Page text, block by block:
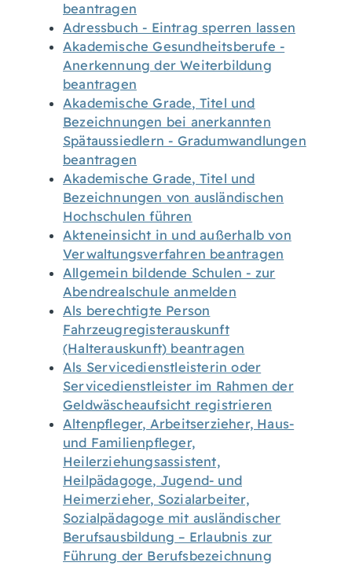
beantragen
Adressbuch - Eintrag sperren lassen
Akademische Gesundheitsberufe -
Anerkennung der Weiterbildung
beantragen
Akademische Grade, Titel und
Bezeichnungen bei anerkannten
Spätaussiedlern - Gradumwandlungen
beantragen
Akademische Grade, Titel und
Bezeichnungen von ausländischen
Hochschulen führen
Akteneinsicht in und außerhalb von
Verwaltungsverfahren beantragen
Allgemein bildende Schulen - zur
Abendrealschule anmelden
Als berechtigte Person
Fahrzeugregisterauskunft
(Halterauskunft) beantragen
Als Servicedienstleisterin oder
Servicedienstleister im Rahmen der
Geldwäscheaufsicht registrieren
Altenpfleger, Arbeitserzieher, Haus-
und Familienpfleger,
Heilerziehungsassistent,
Heilpädagoge, Jugend- und
Heimerzieher, Sozialarbeiter,
Sozialpädagoge mit ausländischer
Berufsausbildung – Erlaubnis zur
Führung der Berufsbezeichnung